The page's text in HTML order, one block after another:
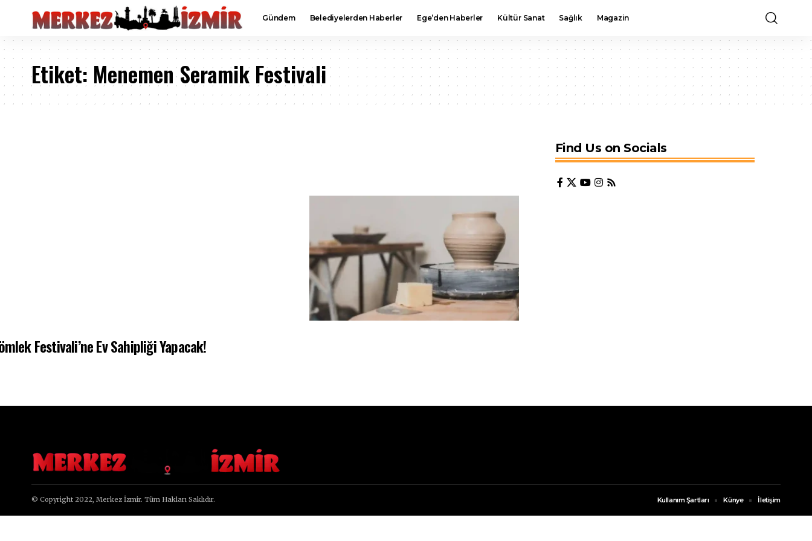
Gündem Belediyelerden Haberler Ege’den Haberler Kültür Sanat Sağlık Magazin
Etiket: Menemen Seramik Festivali
Festivali’ne Ev Sahipliği Yapacak!
Find Us on Socials
© Copyright 2022, Merkez İzmir. Tüm Hakları Saklıdır. Kullanım Şartları Künye İletişim